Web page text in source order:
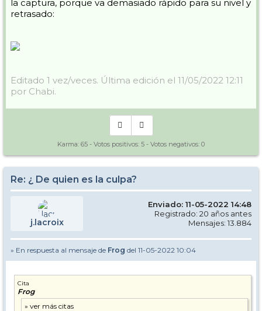
la captura, porque va demasiado rápido para su nivel y
retrasado:
Editado 1 vez/veces. Última edición el 11/05/2022 12:11
por Chabi.
Karma: 65 - Votos positivos: 5 - Votos negativos: 0
Re: ¿ De quien es la culpa?
j.lacroix
Enviado: 11-05-2022 14:48
Registrado: 20 años antes
Mensajes: 13.884
» En respuesta al mensaje de Frog del 11-05-2022 10:04
Cita
Frog